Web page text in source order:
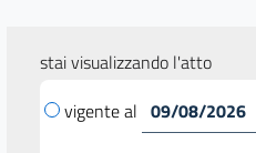
stai visualizzando l'atto
vigente al